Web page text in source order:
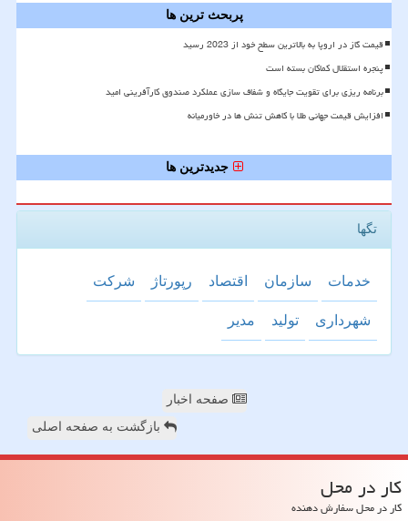
پربحث ترین ها
قیمت گاز در اروپا به بالاترین سطح خود از 2023 رسید
پنجره استقلال کماکان بسته است
برنامه ریزی برای تقویت جایگاه و شفاف سازی عملکرد صندوق کارآفرینی امید
افزایش قیمت جهانی طلا با کاهش تنش ها در خاورمیانه
جدیدترین ها
تگها
خدمات سازمان اقتصاد رپورتاژ شركت
شهرداری تولید مدیر
صفحه اخبار
بازگشت به صفحه اصلی
كار در محل
کار در محل سفارش دهنده